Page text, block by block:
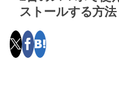
ストールする方法